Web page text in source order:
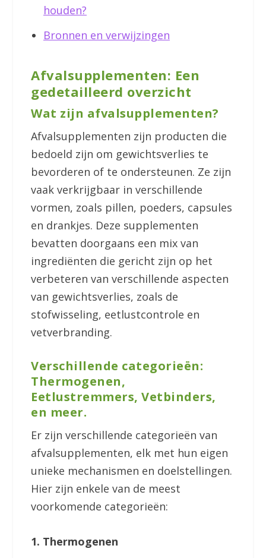
houden?
Bronnen en verwijzingen
Afvalsupplementen: Een
gedetailleerd overzicht
Wat zijn afvalsupplementen?
Afvalsupplementen zijn producten die
bedoeld zijn om gewichtsverlies te
bevorderen of te ondersteunen. Ze zijn
vaak verkrijgbaar in verschillende
vormen, zoals pillen, poeders, capsules
en drankjes. Deze supplementen
bevatten doorgaans een mix van
ingrediënten die gericht zijn op het
verbeteren van verschillende aspecten
van gewichtsverlies, zoals de
stofwisseling, eetlustcontrole en
vetverbranding.
Verschillende categorieën:
Thermogenen,
Eetlustremmers, Vetbinders,
en meer.
Er zijn verschillende categorieën van
afvalsupplementen, elk met hun eigen
unieke mechanismen en doelstellingen.
Hier zijn enkele van de meest
voorkomende categorieën:
1. Thermogenen